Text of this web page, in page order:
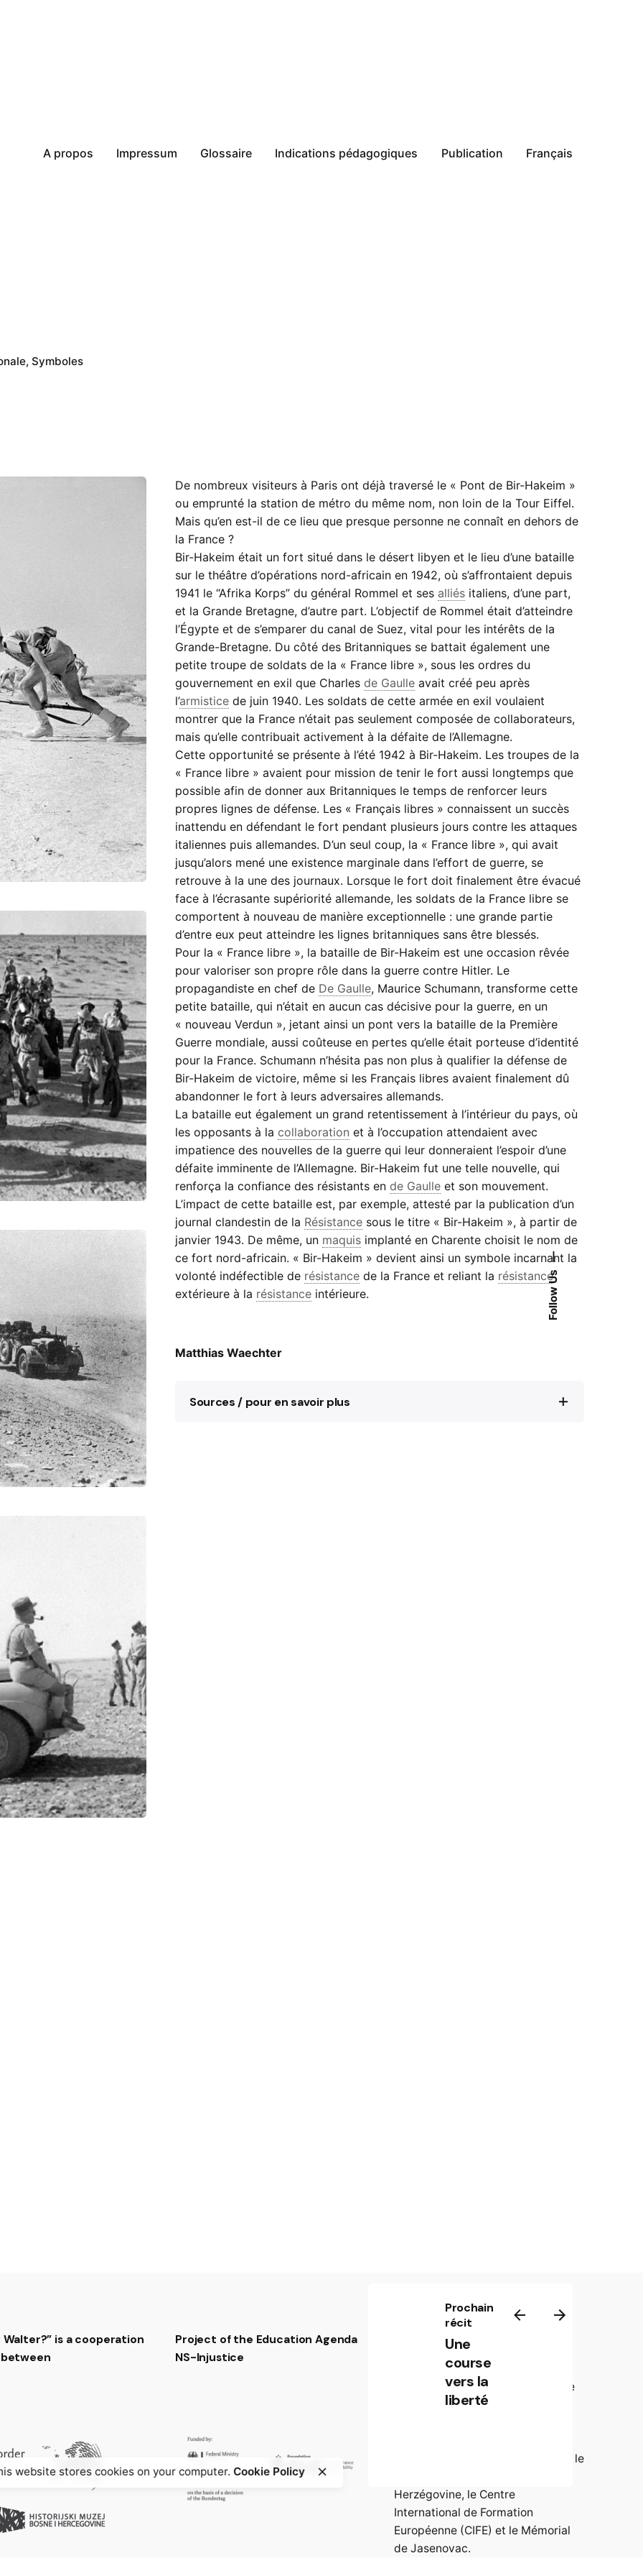
Follow Us
—
A propos Impressum Glossaire Indications pédagogiques Publication Français
Symboles
De nombreux visiteurs à Paris ont déjà traversé le « Pont de Bir-Hakeim »
ou emprunté la station de métro du même nom, non loin de la Tour Eiffel.
Mais qu’en est-il de ce lieu que presque personne ne connaît en dehors de
la France ?
Bir-Hakeim était un fort situé dans le désert libyen et le lieu d’une bataille
sur le théâtre d’opérations nord-africain en 1942, où s’affrontaient depuis
1941 le “Afrika Korps” du général Rommel et ses alliés italiens, d’une part,
et la Grande Bretagne, d’autre part. L’objectif de Rommel était d’atteindre
l’Égypte et de s’emparer du canal de Suez, vital pour les intérêts de la
Grande-Bretagne. Du côté des Britanniques se battait également une
petite troupe de soldats de la « France libre », sous les ordres du
gouvernement en exil que Charles de Gaulle avait créé peu après
l’armistice de juin 1940. Les soldats de cette armée en exil voulaient
montrer que la France n’était pas seulement composée de collaborateurs,
mais qu’elle contribuait activement à la défaite de l’Allemagne.
Cette opportunité se présente à l’été 1942 à Bir-Hakeim. Les troupes de la
« France libre » avaient pour mission de tenir le fort aussi longtemps que
possible afin de donner aux Britanniques le temps de renforcer leurs
propres lignes de défense. Les « Français libres » connaissent un succès
inattendu en défendant le fort pendant plusieurs jours contre les attaques
italiennes puis allemandes. D’un seul coup, la « France libre », qui avait
jusqu’alors mené une existence marginale dans l’effort de guerre, se
retrouve à la une des journaux. Lorsque le fort doit finalement être évacué
face à l’écrasante supériorité allemande, les soldats de la France libre se
comportent à nouveau de manière exceptionnelle : une grande partie
d’entre eux peut atteindre les lignes britanniques sans être blessés.
Pour la « France libre », la bataille de Bir-Hakeim est une occasion rêvée
pour valoriser son propre rôle dans la guerre contre Hitler. Le
propagandiste en chef de De Gaulle, Maurice Schumann, transforme cette
petite bataille, qui n’était en aucun cas décisive pour la guerre, en un
« nouveau Verdun », jetant ainsi un pont vers la bataille de la Première
Guerre mondiale, aussi coûteuse en pertes qu’elle était porteuse d’identité
pour la France. Schumann n’hésita pas non plus à qualifier la défense de
Bir-Hakeim de victoire, même si les Français libres avaient finalement dû
abandonner le fort à leurs adversaires allemands.
La bataille eut également un grand retentissement à l’intérieur du pays, où
les opposants à la collaboration et à l’occupation attendaient avec
impatience des nouvelles de la guerre qui leur donneraient l’espoir d’une
défaite imminente de l’Allemagne. Bir-Hakeim fut une telle nouvelle, qui
renforça la confiance des résistants en de Gaulle et son mouvement.
L’impact de cette bataille est, par exemple, attesté par la publication d’un
journal clandestin de la Résistance sous le titre « Bir-Hakeim », à partir de
janvier 1943. De même, un maquis implanté en Charente choisit le nom de
ce fort nord-africain. « Bir-Hakeim » devient ainsi un symbole incarnant la
volonté indéfectible de résistance de la France et reliant la résistance
extérieure à la résistance intérieure.
Matthias Waechter
Sources / pour en savoir plus
Prochain
récit
Une
course
vers la
liberté
Walter?” is a cooperation
Project of the Education Agenda
NS-Injustice
Partenaires
La plateforme numérique “Wer ist
Walter?” a été développée dans le
cadre du projet de recherche
Europe » par crossborder factory, le
Herzégovine, le Centre
International de Formation
Européenne (CIFE) et le Mémorial
de Jasenovac.
website stores cookies on your computer.Cookie Policy